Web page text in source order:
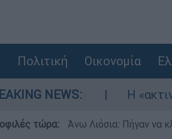
Πολιτική Οικονομία
NEWS:
Η
τώρα: Άνω Λιόσια: Πήγαν να